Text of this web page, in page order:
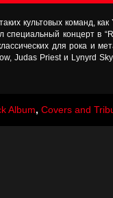
культовых команд,
концерт в
для рока и
Judas Priest и Lynyrd
Album, Covers and